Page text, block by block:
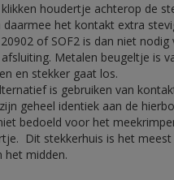
houdertje achterop de
daarmee het kontakt extra
of SOF2 is dan niet nodig
Metalen beugeltje is
en stekker gaat los.
is gebruiken van
geheel identiek aan de
bedoeld voor het
Dit stekkerhuis is het
het midden.